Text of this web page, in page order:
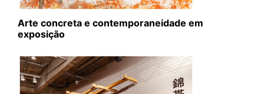
Arte concreta e contemporaneidade em
exposição